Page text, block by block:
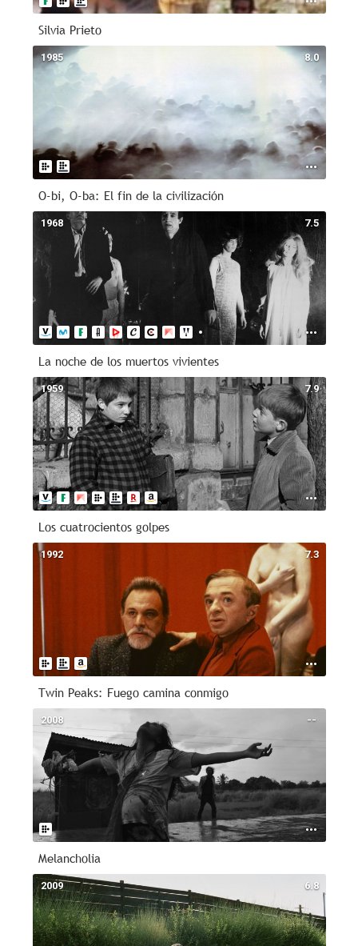
Silvia Prieto
8.0
1985
O-bi, O-ba: El fin de la civilización
7.5
1968
La noche de los muertos vivientes
7.9
1959
Los cuatrocientos golpes
7.3
1992
Twin Peaks: Fuego camina conmigo
--
2008
Melancholia
6.8
2009